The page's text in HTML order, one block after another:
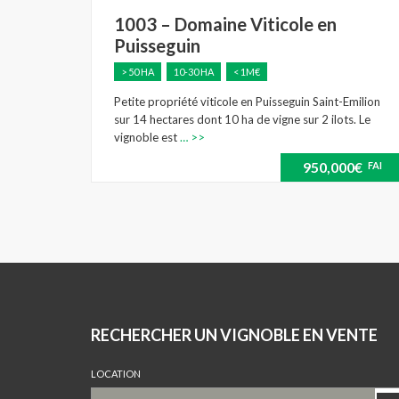
1003 – Domaine Viticole en
Puisseguin
> 50 HA 10-30 HA < 1M€
Petite propriété viticole en Puisseguin Saint-Emilion
sur 14 hectares dont 10 ha de vigne sur 2 ilots. Le
vignoble est… >>
950,000€ FAI
RECHERCHER UN VIGNOBLE EN VENTE
LOCATION